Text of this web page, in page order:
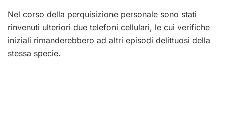
Nel corso della perquisizione personale sono stati
rinvenuti ulteriori due telefoni cellulari, le cui verifiche
iniziali rimanderebbero ad altri episodi delittuosi della
stessa specie.